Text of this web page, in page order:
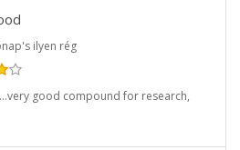
ilyen rég
good compound for research,